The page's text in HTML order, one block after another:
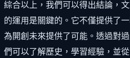
綜合以上，我們可以得出結論，
的運用是關鍵的。它不僅提供了
為開創未來提供了可能。透過對
們可以了解歷史，學習經驗，並